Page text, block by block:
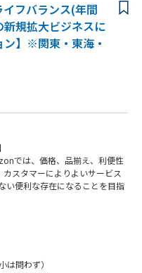
フバランス(年間
規拡大ビジネスに
】※関東・東海・
では、価格、品揃え、利便性
スタマーによりよいサービス
い便利な存在になることを目指
オフィスでは、取り扱う商品
ンを担う「オペレーションズ
行う「コーポレート」という二
う組織を子会社やグループ会社
は問わず）